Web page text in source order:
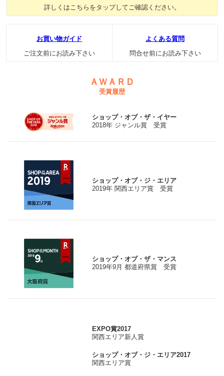
詳しくはこちらをタップしてご確認ください。
お買い物ガイド
ご注文前にお読み下さい
よくある質問
問合せ前にお読み下さい
ＡＷＡＲＤ
受賞履歴
ショップ・オブ・ザ・イヤー
2018年 ジャンル賞 受賞
ショップ・オブ・ジ・エリア
2019年 関西エリア賞 受賞
ショップ・オブ・ザ・マンス
2019年9月 都道府県賞 受賞
EXPO賞2017
関西エリア新人賞
ショップ・オブ・ジ・エリア2017
関西エリア賞